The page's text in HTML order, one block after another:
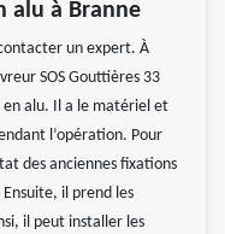
alu à Branne
un expert. À
SOS Gouttières 33
alu. Il a le matériel et
l’opération. Pour
des anciennes fixations
il prend les
il peut installer les